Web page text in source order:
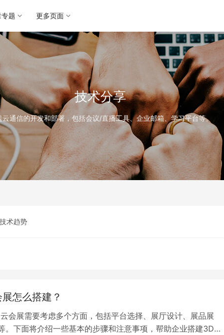
题 更多页面
技术分享
云通信的开发和部署，包括会议/直播工具、企业邮箱、学习平台等。
技术趋势
怎么搭建？
会展需要考虑多个方面，包括平台选择、展厅设计、展品展
。下面将介绍一些基本的步骤和注意事项，帮助企业搭建3D云